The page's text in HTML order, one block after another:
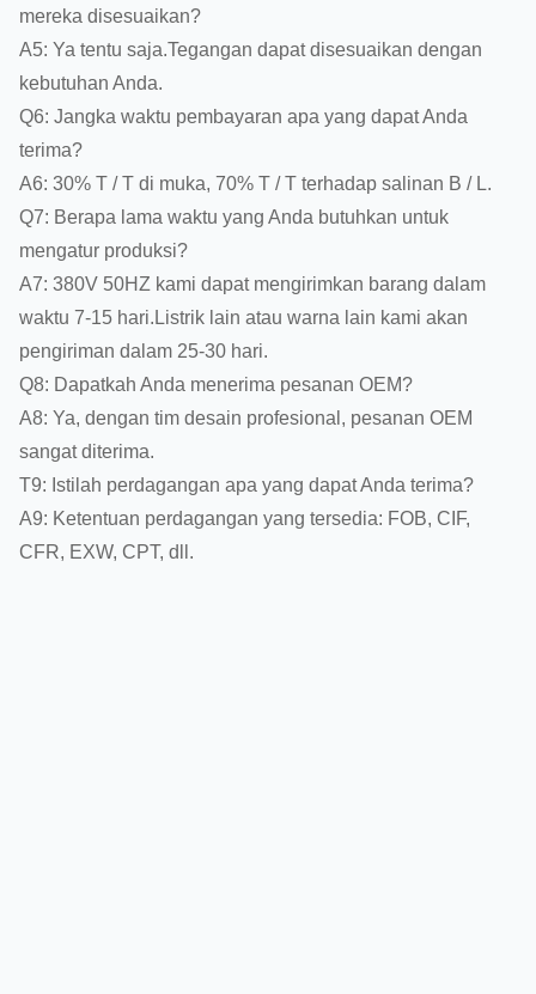
mereka disesuaikan?
A5: Ya tentu saja.Tegangan dapat disesuaikan dengan
kebutuhan Anda.
Q6: Jangka waktu pembayaran apa yang dapat Anda
terima?
A6: 30% T / T di muka, 70% T / T terhadap salinan B / L.
Q7: Berapa lama waktu yang Anda butuhkan untuk
mengatur produksi?
A7: 380V 50HZ kami dapat mengirimkan barang dalam
waktu 7-15 hari.Listrik lain atau warna lain kami akan
pengiriman dalam 25-30 hari.
Q8: Dapatkah Anda menerima pesanan OEM?
A8: Ya, dengan tim desain profesional, pesanan OEM
sangat diterima.
T9: Istilah perdagangan apa yang dapat Anda terima?
A9: Ketentuan perdagangan yang tersedia: FOB, CIF,
CFR, EXW, CPT, dll.